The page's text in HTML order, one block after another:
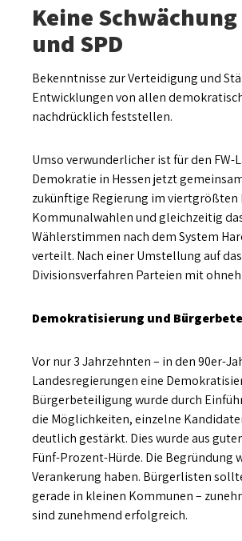
Keine
und SPD
Bekenntnisse zur Verteidigung und
Entwicklungen von allen
nachdrücklich feststellen.
Umso verwunderlicher ist für den FW-
Demokratie in Hessen jetzt
zukünftige Regierung im
Kommunalwahlen und gleichzeitig
Wählerstimmen nach dem System
verteilt. Nach einer Umstellung auf
Divisionsverfahren Parteien mit
Demokratisierung und
Vor nur 3 Jahrzehnten – in den 90er-
Landesregierungen eine
Bürgerbeteiligung wurde durch
die Möglichkeiten, einzelne
deutlich gestärkt. Dies wurde aus
Fünf-Prozent-Hürde. Die Begründung
Verankerung haben. Bürgerlisten
gerade in kleinen Kommunen –
sind zunehmend erfolgreich.